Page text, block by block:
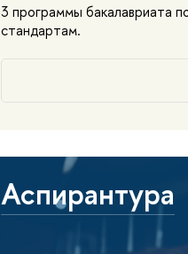
3 программы бакалавриата
стандартам.
Аспирантура